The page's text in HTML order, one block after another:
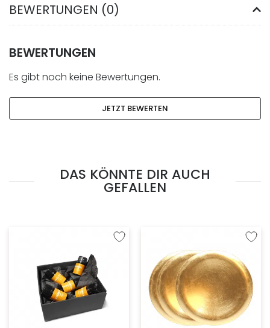
BEWERTUNGEN (0)
BEWERTUNGEN
Es gibt noch keine Bewertungen.
JETZT BEWERTEN
DAS KÖNNTE DIR AUCH
GEFALLEN
Zur Wunschliste hinzufügen Zur